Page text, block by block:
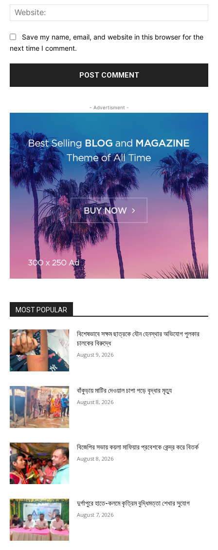
Save my name, email, and website in this browser for the
next time I comment.
- Advertisment -
MOST POPULAR
বিশেষভাবে সক্ষম ছাত্রকে যৌন হেনস্থার অভিযোগ পুলকার
চালকের বিরুদ্ধে
August 9, 2026
বাঁকুড়ায় মাটির দেওয়াল চাপা পড়ে বৃদ্ধার মৃত্যু
August 8, 2026
বিজেপির সভায় কয়লা মাফিয়ার প্রবেশকে কেন্দ্র করে বিতর্ক
August 8, 2026
দুর্গাপুরে হাতে-কলমে কৃত্রিম বুদ্ধিমত্তা শেখার সুযোগ
August 7, 2026